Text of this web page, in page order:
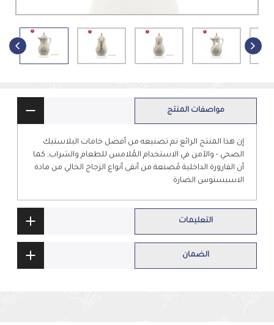
مواصفات المنتج
إن هذا المنتج الرائع تم تصنيعه من أفضل خامات البلاستيك
الصحي - والآمن في الاستخدام المُلامس للطعام والشراب, كما
أن القارورة الداخلية مُصنعة من أنقى أنواع الزجاج الخالي من مادة
الاسبستوس الضارة
التعليمات
الضمان